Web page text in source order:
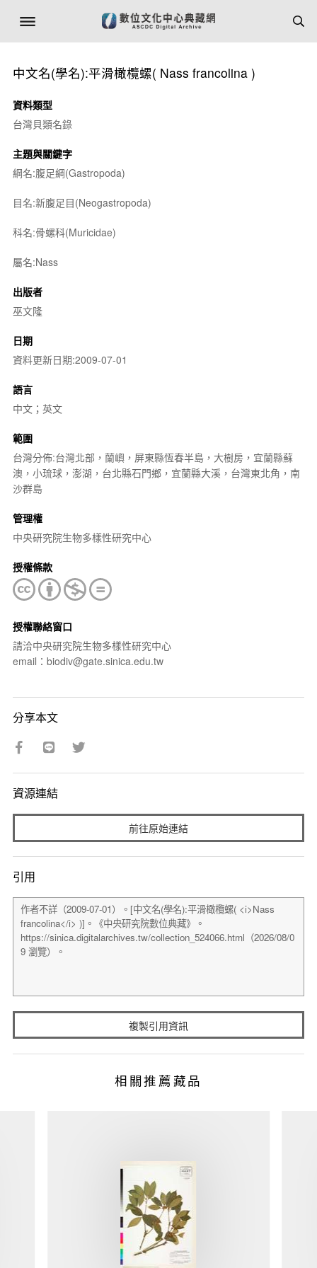
中文名(學名):平滑橄欖螺( Nass francolina)
資料類型
台灣貝類名錄
主題與關鍵字
綱名:腹足綱(Gastropoda)
目名:新腹足目(Neogastropoda)
科名:骨螺科(Muricidae)
屬名:Nass
出版者
巫文隆
日期
資料更新日期:2009-07-01
語言
中文；英文
範圍
台灣分佈:台灣北部，蘭嶼，屏東縣恆春半島，大樹房，宜蘭縣蘇
澳，小琉球，澎湖，台北縣石門鄉，宜蘭縣大溪，台灣東北角，南
沙群島
管理權
中央研究院生物多樣性研究中心
授權條款
授權聯絡窗口
請洽中央研究院生物多樣性研究中心
email：biodiv@gate.sinica.edu.tw
分享本文
資源連結
前往原始連結
引用
複製引用資訊
相關推薦藏品